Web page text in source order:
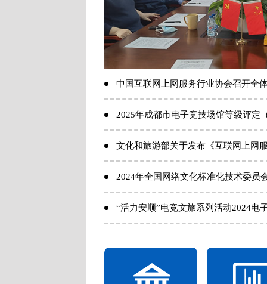
中国互联网上网服务行业协会召开全